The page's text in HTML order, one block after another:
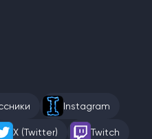
Instagram
X (Twitter) Twitch